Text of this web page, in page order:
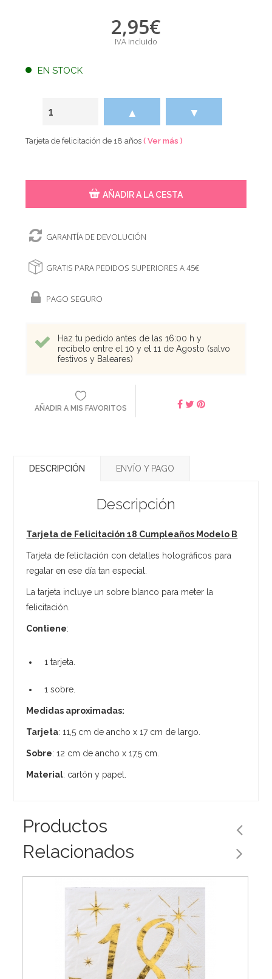
2,95€
IVA incluido
EN STOCK
▲ ▼
Tarjeta de felicitación de 18 años( Ver más )
AÑADIR A LA CESTA
GARANTÍA DE DEVOLUCIÓN
GRATIS PARA PEDIDOS SUPERIORES A 45€
PAGO SEGURO
Haz tu pedido antes de las 16:00 h y
recíbelo entre el 10 y el 11 de Agosto (salvo
festivos y Baleares)
AÑADIR A MIS FAVORITOS
DESCRIPCIÓN ENVÍO Y PAGO
Descripción
Tarjeta de Felicitación 18 Cumpleaños Modelo B
Tarjeta de felicitación con detalles holográficos para
regalar en ese día tan especial.
La tarjeta incluye un sobre blanco para meter la
felicitación.
Contiene:
1 tarjeta.
1 sobre.
Medidas aproximadas:
Tarjeta: 11,5 cm de ancho x 17 cm de largo.
Sobre: 12 cm de ancho x 17,5 cm.
Material: cartón y papel.
Productos
Relacionados